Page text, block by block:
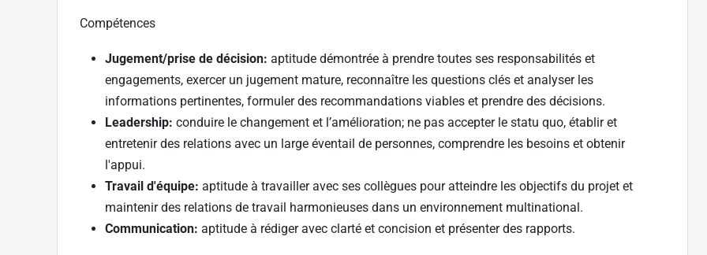
Compétences
Jugement/prise de décision: aptitude démontrée à prendre toutes ses responsabilités et
engagements, exercer un jugement mature, reconnaître les questions clés et analyser les
informations pertinentes, formuler des recommandations viables et prendre des décisions.
Leadership: conduire le changement et l’amélioration; ne pas accepter le statu quo, établir et
entretenir des relations avec un large éventail de personnes, comprendre les besoins et obtenir
l'appui.
Travail d'équipe: aptitude à travailler avec ses collègues pour atteindre les objectifs du projet et
maintenir des relations de travail harmonieuses dans un environnement multinational.
Communication: aptitude à rédiger avec clarté et concision et présenter des rapports.